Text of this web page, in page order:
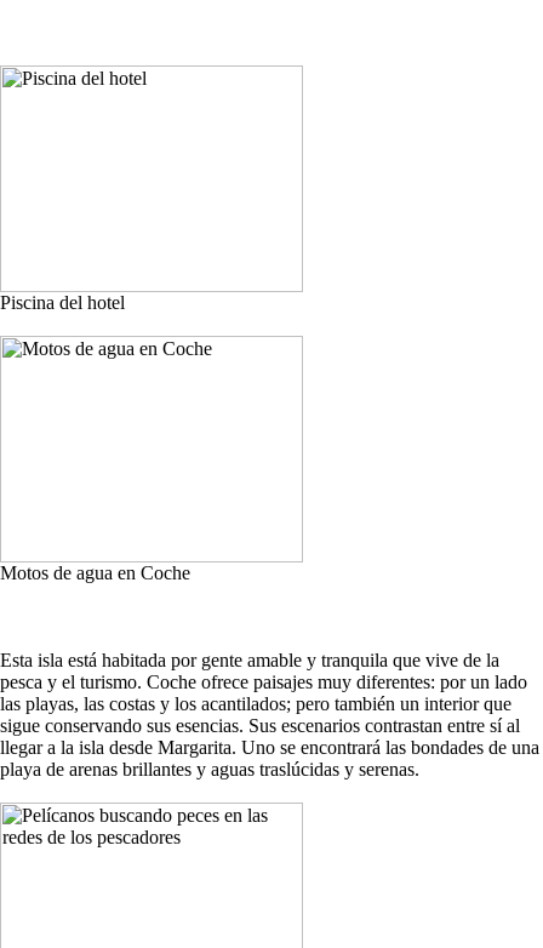
Piscina del hotel
Motos de agua en Coche
Esta isla está habitada por gente amable y tranquila que vive de la
pesca y el turismo. Coche ofrece paisajes muy diferentes: por un lado
las playas, las costas y los acantilados; pero también un interior que
sigue conservando sus esencias. Sus escenarios contrastan entre sí al
llegar a la isla desde Margarita. Uno se encontrará las bondades de una
playa de arenas brillantes y aguas traslúcidas y serenas.